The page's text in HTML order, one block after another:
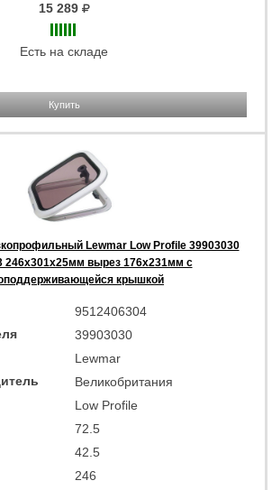
15 289
Есть на складе
Купить
Lewmar Low Profile 39903030
246x301x25мм вырез 176x231мм с
крышкой
9512406304
39903030
Lewmar
Великобритания
Low Profile
72.5
42.5
246